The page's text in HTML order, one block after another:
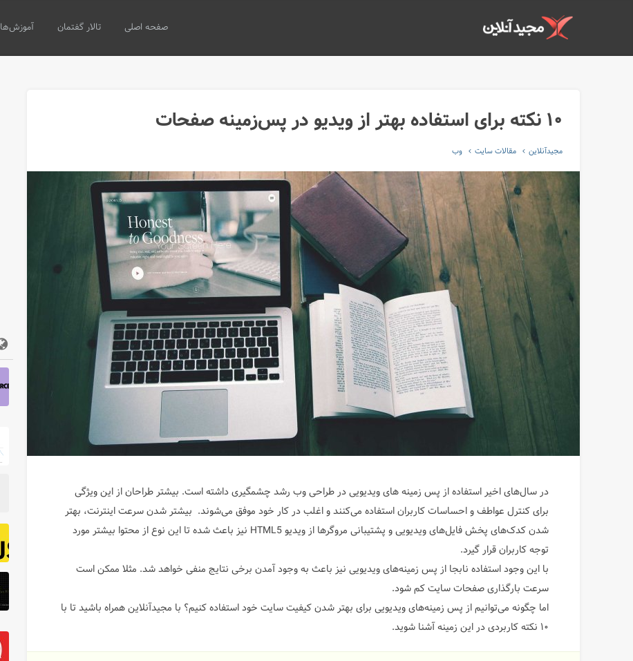
صفحه اصلی تالار گفتمان آموزش‌ها
۱۰ نکته برای استفاده بهتر از ویدیو در پس‌زمینه صفحات
مجیدآنلاین مقالات سایت وب
در سال‌های اخیر استفاده از پس زمینه های ویدیویی در طراحی وب رشد چشمگیری داشته است. بیشتر طراحان از این ویژگی
برای کنترل عواطف و احساسات کاربران استفاده می‌کنند و اغلب در کار خود موفق می‌شوند. بیشتر شدن سرعت اینترنت، بهتر
شدن کدک‌های پخش فایل‌‌های ویدیویی و پشتیبانی مروگرها از ویدیو HTML5 نیز باعث شده تا این نوع از محتوا بیشتر مورد
توجه کاربران قرار گیرد.
با این وجود استفاده نابجا از پس زمینه‌های ویدیویی نیز باعث به وجود آمدن برخی نتایج منفی خواهد شد. مثلا ممکن است
سرعت بارگذاری صفحات سایت کم شود.
اما چگونه می‌توانیم از پس زمینه‌های ویدیویی برای بهتر شدن کیفیت سایت خود استفاده کنیم؟ با مجیدآنلاین همراه باشید تا با
۱۰ نکته کاربردی در این زمینه آشنا شوید.